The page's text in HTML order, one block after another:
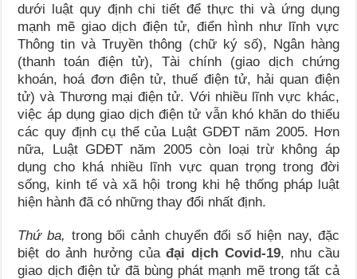
dưới luật quy định chi tiết để thực thi và ứng dụng
mạnh mẽ giao dịch điện tử, điển hình như lĩnh vực
Thông tin và Truyền thông (chữ ký số), Ngân hàng
(thanh toán điện tử), Tài chính (giao dịch chứng
khoán, hoá đơn điện tử, thuế điện tử, hải quan điện
tử) và Thương mại điện tử. Với nhiều lĩnh vực khác,
việc áp dụng giao dịch điện tử vẫn khó khăn do thiếu
các quy định cụ thể của Luật GDĐT năm 2005. Hơn
nữa, Luật GDĐT năm 2005 còn loại trừ không áp
dụng cho khá nhiều lĩnh vực quan trọng trong đời
sống, kinh tế và xã hội trong khi hệ thống pháp luật
hiện hành đã có những thay đổi nhất định.
Thứ ba, trong bối cảnh chuyển đổi số hiện nay, đặc
biệt do ảnh hưởng củađại dịch Covid-19, nhu cầu
giao dịch điện tử đã bùng phát mạnh mẽ trong tất cả